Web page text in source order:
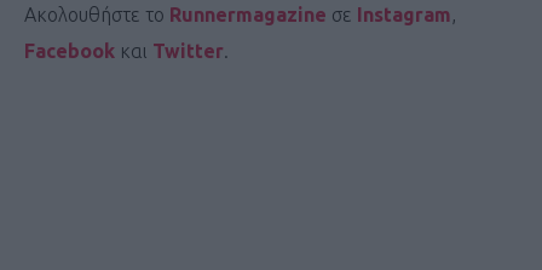
Ακολουθήστε το Runnermagazine σε Instagram,
Facebook και Twitter.